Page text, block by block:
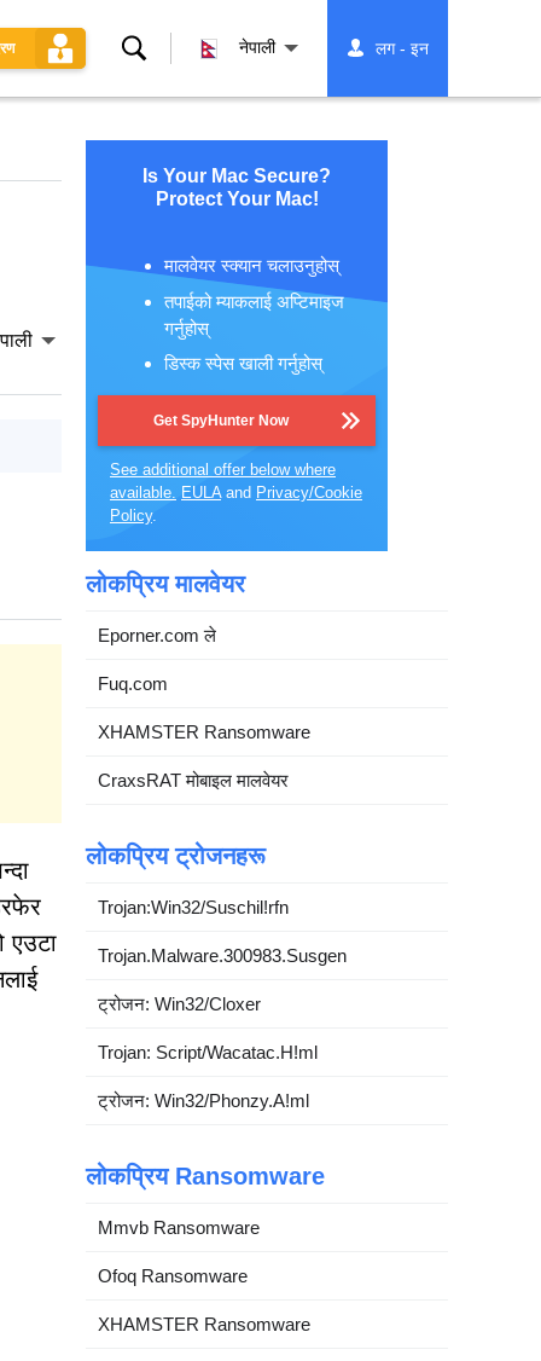
खोज्नुहोस् नेपाली लग - इन
एउटा
Is Your Mac Secure?
Protect Your Mac!
मालवेयर स्क्यान चलाउनुहोस्
तपाईको म्याकलाई अप्टिमाइज
गर्नुहोस्
डिस्क स्पेस खाली गर्नुहोस्
Get SpyHunter Now
See additional offer below where
available. EULAand Privacy/Cookie
Policy.
लोकप्रिय मालवेयर
Eporner.com ले
Fuq.com
XHAMSTER Ransomware
CraxsRAT मोबाइल मालवेयर
लोकप्रिय ट्रोजनहरू
Trojan:Win32/Suschil!rfn
Trojan.Malware.300983.Susgen
ट्रोजन: Win32/Cloxer
Trojan: Script/Wacatac.H!ml
ट्रोजन: Win32/Phonzy.A!ml
लोकप्रिय Ransomware
Mmvb Ransomware
Ofoq Ransomware
XHAMSTER Ransomware